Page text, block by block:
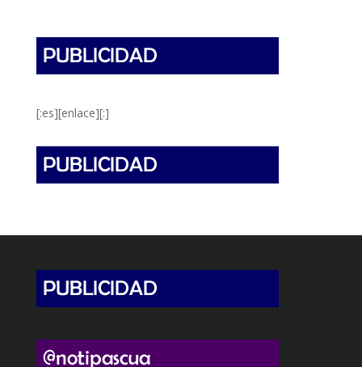
[:es][enlace][:]